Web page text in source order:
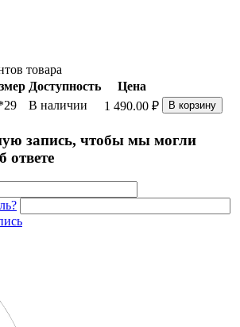
товара
Доступность
Цена
В наличии 1 490.00 ₽ В корзину
запись, чтобы мы могли
ответе